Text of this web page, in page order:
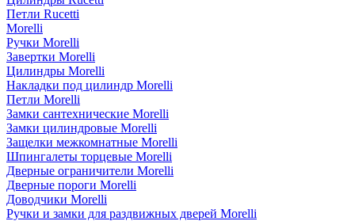
Петли Rucetti
Morelli
Ручки Morelli
Завертки Morelli
Цилиндры Morelli
Накладки под цилиндр Morelli
Петли Morelli
Замки сантехнические Morelli
Замки цилиндровые Morelli
Защелки межкомнатные Morelli
Шпингалеты торцевые Morelli
Дверные ограничители Morelli
Дверные пороги Morelli
Доводчики Morelli
Ручки и замки для раздвижных дверей Morelli